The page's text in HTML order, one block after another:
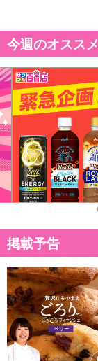
今週のオススメ
掲載予告